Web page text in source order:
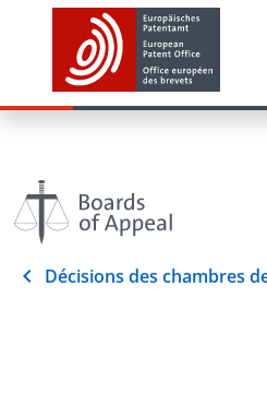
Décisions des chambres